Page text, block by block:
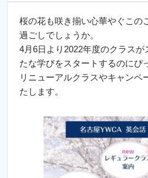
桜の花も咲き揃い心華やぐこの
過ごしでしょうか。
4月6日より2022年度のクラス
たな学びをスタートするのにぴ
リニューアルクラスやキャンペ
たします。